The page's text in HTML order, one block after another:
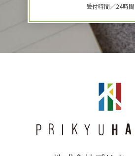
受付時間／24時間